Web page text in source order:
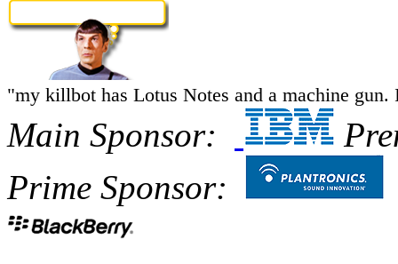
"my killbot has Lotus Notes and a machine
Main Sponsor:
Prime Sponsor: